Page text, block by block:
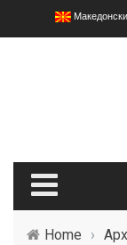
Македонски
Home ›